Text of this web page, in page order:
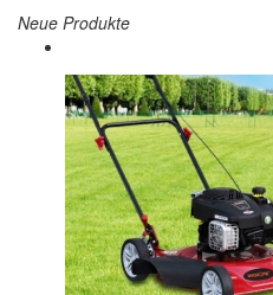
Neue Produkte